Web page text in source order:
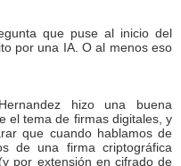
que puse al inicio del
por una IA. O al menos eso
hizo una buena
el tema de firmas digitales, y
que cuando hablamos de
de una firma criptográfica
por extensión en cifrado de